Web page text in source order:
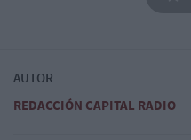
AUTOR
REDACCIÓN CAPITAL RADIO